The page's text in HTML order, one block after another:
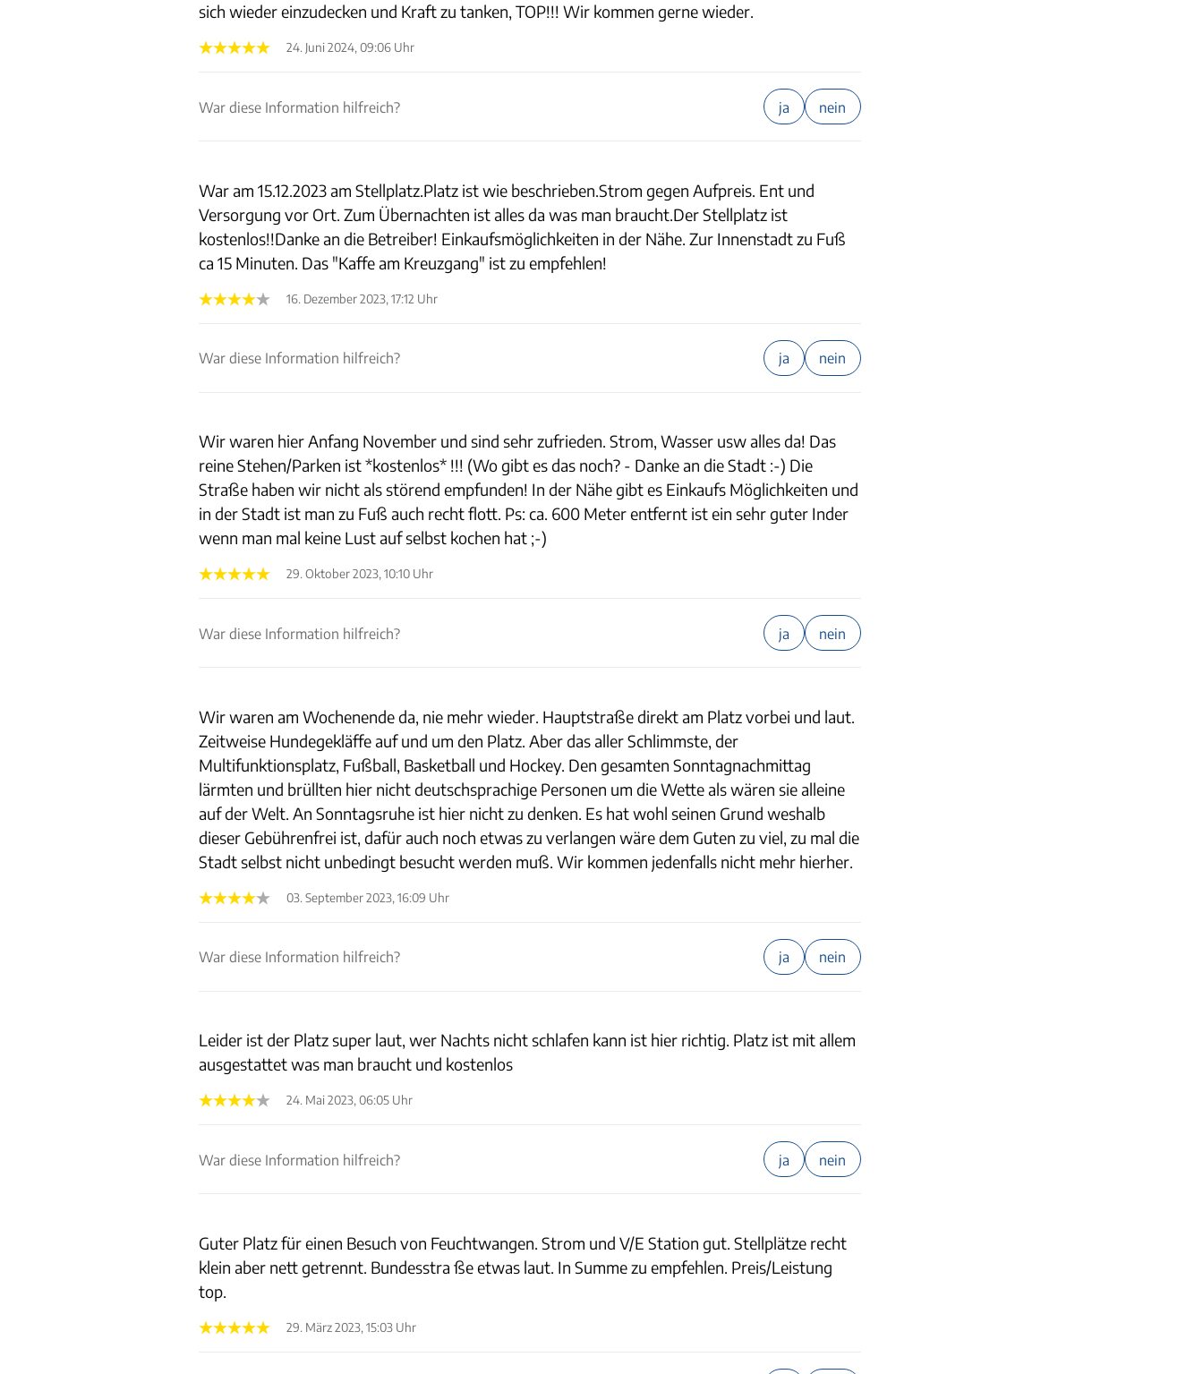
sich wieder einzudecken und Kraft zu tanken, TOP!!! Wir kommen gerne wieder.
24. Juni 2024, 09:06 Uhr
War diese Information hilfreich? ja nein
War am 15.12.2023 am Stellplatz.Platz ist wie beschrieben.Strom gegen Aufpreis. Ent und
Versorgung vor Ort. Zum Übernachten ist alles da was man braucht.Der Stellplatz ist
kostenlos!!Danke an die Betreiber! Einkaufsmöglichkeiten in der Nähe. Zur Innenstadt zu Fuß
ca 15 Minuten. Das "Kaffe am Kreuzgang" ist zu empfehlen!
16. Dezember 2023, 17:12 Uhr
War diese Information hilfreich? ja nein
Wir waren hier Anfang November und sind sehr zufrieden. Strom, Wasser usw alles da! Das
reine Stehen/Parken ist *kostenlos* !!! (Wo gibt es das noch? - Danke an die Stadt :-) Die
Straße haben wir nicht als störend empfunden! In der Nähe gibt es Einkaufs Möglichkeiten und
in der Stadt ist man zu Fuß auch recht flott. Ps: ca. 600 Meter entfernt ist ein sehr guter Inder
wenn man mal keine Lust auf selbst kochen hat ;-)
29. Oktober 2023, 10:10 Uhr
War diese Information hilfreich? ja nein
Wir waren am Wochenende da, nie mehr wieder. Hauptstraße direkt am Platz vorbei und laut.
Zeitweise Hundegekläffe auf und um den Platz. Aber das aller Schlimmste, der
Multifunktionsplatz, Fußball, Basketball und Hockey. Den gesamten Sonntagnachmittag
lärmten und brüllten hier nicht deutschsprachige Personen um die Wette als wären sie alleine
auf der Welt. An Sonntagsruhe ist hier nicht zu denken. Es hat wohl seinen Grund weshalb
dieser Gebührenfrei ist, dafür auch noch etwas zu verlangen wäre dem Guten zu viel, zu mal die
Stadt selbst nicht unbedingt besucht werden muß. Wir kommen jedenfalls nicht mehr hierher.
03. September 2023, 16:09 Uhr
War diese Information hilfreich? ja nein
Leider ist der Platz super laut, wer Nachts nicht schlafen kann ist hier richtig. Platz ist mit allem
ausgestattet was man braucht und kostenlos
24. Mai 2023, 06:05 Uhr
War diese Information hilfreich? ja nein
Guter Platz für einen Besuch von Feuchtwangen. Strom und V/E Station gut. Stellplätze recht
klein aber nett getrennt. Bundesstra ße etwas laut. In Summe zu empfehlen. Preis/Leistung
top.
29. März 2023, 15:03 Uhr